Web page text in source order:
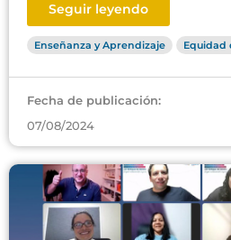
Seguir leyendo
Enseñanza y Aprendizaje Equidad
Fecha de publicación:
07/08/2024